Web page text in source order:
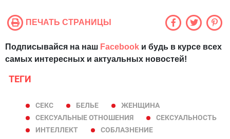
ПЕЧАТЬ СТРАНИЦЫ
Подписывайся на наш Facebook и будь в курсе всех
самых интересных и актуальных новостей!
ТЕГИ
СЕКС БЕЛЬЕ
ЖЕНЩИНА
СЕКСУАЛЬНЫЕ ОТНОШЕНИЯ
СЕКСУАЛЬНОСТЬ
ИНТЕЛЛЕКТ
СОБЛАЗНЕНИЕ